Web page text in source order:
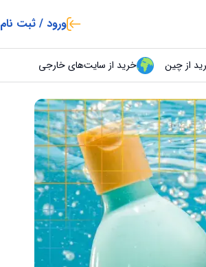
ورود / ثبت نام
از چین خرید از سایت‌های خارجی